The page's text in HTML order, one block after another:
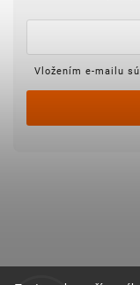
Vložením e-mailu